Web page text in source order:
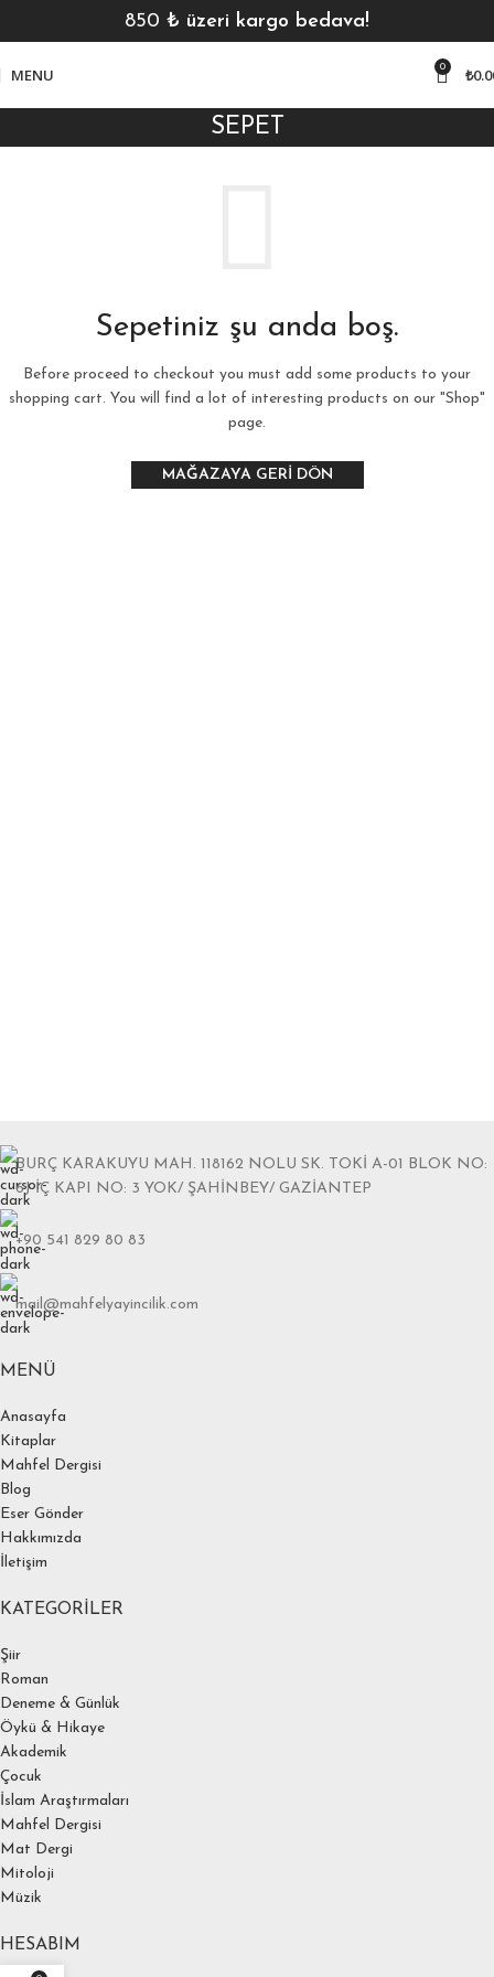
850 ₺ üzeri kargo bedava!
MENU 0 ₺
SEPET
Sepetiniz şu anda boş.
Before proceed to checkout you must add some products to your
shopping cart. You will find a lot of interesting products on our "Shop"
page.
MAĞAZAYA GERI DÖN
BURÇ KARAKUYU MAH. 118162 NOLU SK. TOKİ A-01 BLOK NO:
6J İÇ KAPI NO: 3 YOK/ ŞAHİNBEY/ GAZİANTEP
+90 541 829 80 83
mail@mahfelyayincilik.com
MENÜ
Anasayfa
Kitaplar
Mahfel Dergisi
Blog
Eser Gönder
Hakkımızda
İletişim
KATEGORILER
Şiir
Roman
Deneme & Günlük
Öykü & Hikaye
Akademik
Çocuk
İslam Araştırmaları
Mahfel Dergisi
Mat Dergi
Mitoloji
Müzik
HESABIM